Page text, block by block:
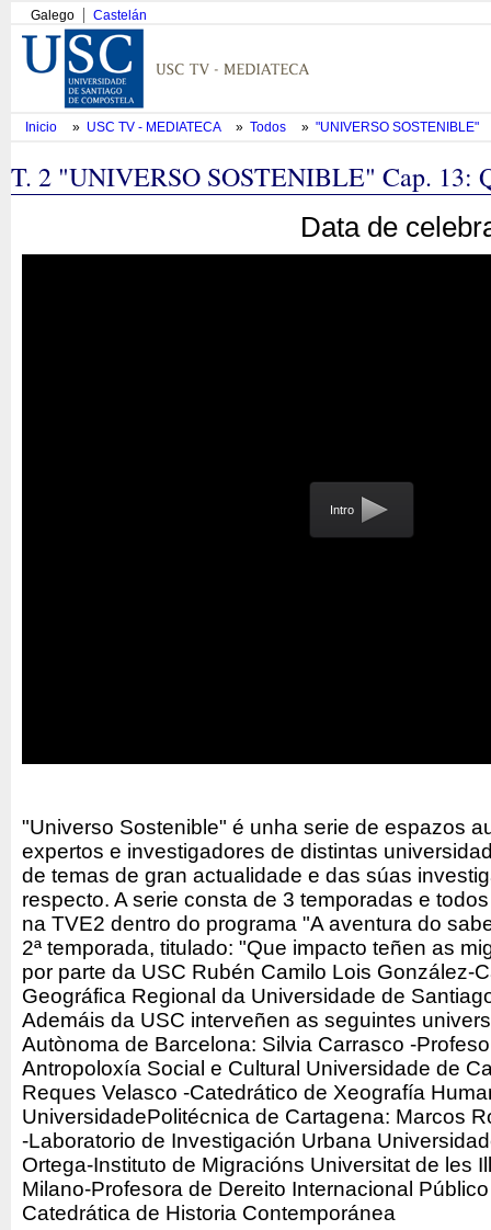
Galego Castelán
Inicio » USC TV - MEDIATECA » Todos » "UNIVERSO SOSTENIBLE"
T. 2 "UNIVERSO SOSTENIBLE" Cap. 13:
Data de
Intro
"Universo Sostenible" é unha serie de espazos
expertos e investigadores de distintas
de temas de gran actualidade e das súas
respecto. A serie consta de 3 temporadas e
na TVE2 dentro do programa "A aventura do
2ª temporada, titulado: "Que impacto teñen as
por parte da USC Rubén Camilo Lois González-
Geográfica Regional da Universidade de
Ademáis da USC interveñen as seguintes
Autònoma de Barcelona: Silvia Carrasco -
Antropoloxía Social e Cultural Universidade de
Reques Velasco -Catedrático de Xeografía
UniversidadePolitécnica de Cartagena: Marcos
-Laboratorio de Investigación Urbana
Ortega-Instituto de Migracións Universitat de les
Milano-Profesora de Dereito Internacional
Catedrática de Historia Contemporánea